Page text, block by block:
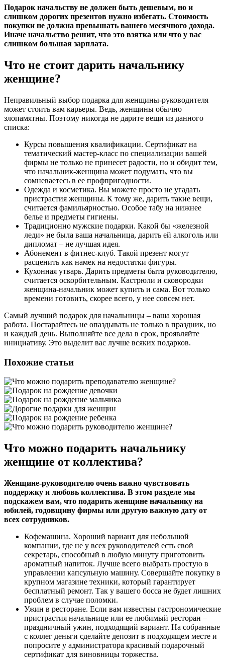
Подарок начальству не должен быть дешевым, но и
слишком дорогих презентов нужно избегать. Стоимость
покупки не должна превышать вашего месячного дохода.
Иначе начальство решит, что это взятка или что у вас
слишком большая зарплата.
Что не стоит дарить начальнику
женщине?
Неправильный выбор подарка для женщины-руководителя
может стоить вам карьеры. Ведь, женщины обычно
злопамятны. Поэтому никогда не дарите вещи из данного
списка:
Курсы повышения квалификации. Сертификат на
тематический мастер-класс по специализации вашей
фирмы не только не принесет радости, но и обидит тем,
что начальник-женщина может подумать, что вы
сомневаетесь в ее профпригодности.
Одежда и косметика. Вы можете просто не угадать
пристрастия женщины. К тому же, дарить такие вещи,
считается фамильярностью. Особое табу на нижнее
белье и предметы гигиены.
Традиционно мужские подарки. Какой бы «железной
леди» не была ваша начальница, дарить ей алкоголь или
дипломат – не лучшая идея.
Абонемент в фитнес-клуб. Такой презент могут
расценить как намек на недостатки фигуры.
Кухонная утварь. Дарить предметы быта руководителю,
считается оскорбительным. Кастрюли и сковородки
женщина-начальник может купить и сама. Вот только
времени готовить, скорее всего, у нее совсем нет.
Самый лучший подарок для начальницы – ваша хорошая
работа. Постарайтесь не опаздывать не только в праздник, но
и каждый день. Выполняйте все дела в срок, проявляйте
инициативу. Это выделит вас лучше всяких подарков.
Похожие статьи
Что можно подарить начальнику
женщине от коллектива?
Женщине-руководителю очень важно чувствовать
поддержку и любовь коллектива. В этом разделе мы
подскажем вам, что подарить женщине начальнику на
юбилей, годовщину фирмы или другую важную дату от
всех сотрудников.
Кофемашина. Хороший вариант для небольшой
компании, где не у всех руководителей есть свой
секретарь, способный в любую минуту приготовить
ароматный напиток. Лучше всего выбрать простую в
управлении капсульную машину. Совершайте покупку в
крупном магазине техники, который гарантирует
бесплатный ремонт. Так у вашего босса не будет лишних
проблем в случае поломки.
Ужин в ресторане. Если вам известны гастрономические
пристрастия начальнице или ее любимый ресторан –
праздничный ужин, подходящий вариант. На собранные
с коллег деньги сделайте депозит в подходящем месте и
попросите у администратора красивый подарочный
сертификат для виновницы торжества.